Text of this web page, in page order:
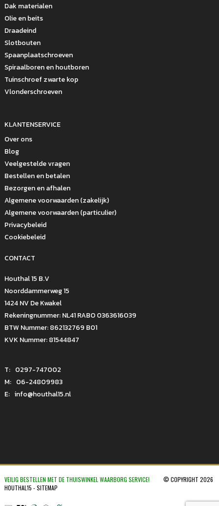
Dak materialen
Olie en beits
Draadeind
Slotbouten
Spaanplaatschroeven
Spiraalboren en houtboren
Tuinschroef zwarte kop
Vlonderschroeven
KLANTENSERVICE
Over ons
Blog
Veelgestelde vragen
Bestellen en betalen
Bezorgen en afhalen
Algemene voorwaarden (zakelijk)
Algemene voorwaarden (particulier)
Privacybeleid
Cookiebeleid
CONTACT
Houthal 15 B.V
Noorddammerweg 15
1424 NV De Kwakel
Rekeningnummer: NL41 RABO 0363616039
BTW Nummer: 862132769 B01
KVK Nummer: 81544847
T: 0297-747002
M: 06-24809983
E: info@houthal15.nl
VEILIG BESTELLEN MET DE THUISWINKEL WAARBORG SERVICE!
© COPYRIGHT 2026
HOUTHAL15 -SITEMAP